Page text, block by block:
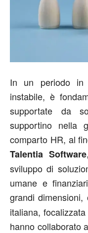
In un periodo
instabile, è
supportate da
supportino nella
comparto HR, al
Talentia Software
sviluppo di
umane e
grandi dimensioni,
italiana,
hanno collaborato